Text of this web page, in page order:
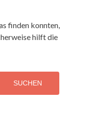
finden konnten,
hilft die